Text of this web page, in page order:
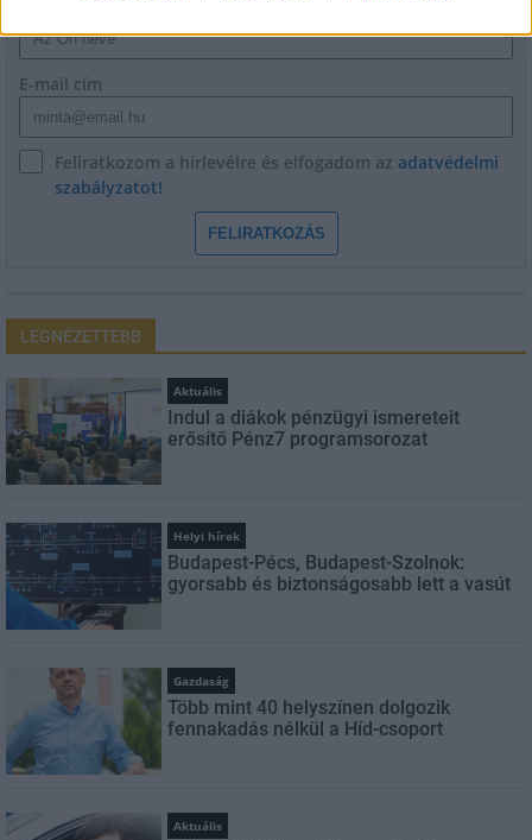
E-mail cím
Feliratkozom a hírlevélre és elfogadom az adatvédelmi
szabályzatot!
FELIRATKOZÁS
LEGNÉZETTEBB
Aktuális
Indul a diákok pénzügyi ismereteit
erősítő Pénz7 programsorozat
Helyi hírek
Budapest-Pécs, Budapest-Szolnok:
gyorsabb és biztonságosabb lett a vasút
Gazdaság
Több mint 40 helyszínen dolgozik
fennakadás nélkül a Híd-csoport
Aktuális